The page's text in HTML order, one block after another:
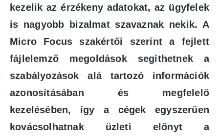
kezelik az érzékeny adatokat, az ügyfelek
is nagyobb bizalmat szavaznak nekik. A
Micro Focus szakértői szerint a fejlett
fájlelemző megoldások segíthetnek a
szabályozások alá tartozó információk
azonosításában és megfelelő
kezelésében, így a cégek egyszerűen
kovácsolhatnak üzleti előnyt a